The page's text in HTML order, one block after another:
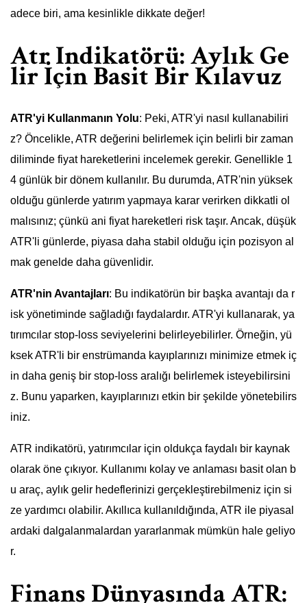
adece biri, ama kesinlikle dikkate değer!
Atr Indikatörü: Aylık Ge
lir İçin Basit Bir Kılavuz
ATR'yi Kullanmanın Yolu: Peki, ATR'yi nasıl kullanabiliri
z? Öncelikle, ATR değerini belirlemek için belirli bir zaman
diliminde fiyat hareketlerini incelemek gerekir. Genellikle 1
4 günlük bir dönem kullanılır. Bu durumda, ATR'nin yüksek
olduğu günlerde yatırım yapmaya karar verirken dikkatli ol
malısınız; çünkü ani fiyat hareketleri risk taşır. Ancak, düşük
ATR'li günlerde, piyasa daha stabil olduğu için pozisyon al
mak genelde daha güvenlidir.
ATR'nin Avantajları: Bu indikatörün bir başka avantajı da r
isk yönetiminde sağladığı faydalardır. ATR'yi kullanarak, ya
tırımcılar stop-loss seviyelerini belirleyebilirler. Örneğin, yü
ksek ATR'li bir enstrümanda kayıplarınızı minimize etmek iç
in daha geniş bir stop-loss aralığı belirlemek isteyebilirsini
z. Bunu yaparken, kayıplarınızı etkin bir şekilde yönetebilirs
iniz.
ATR indikatörü, yatırımcılar için oldukça faydalı bir kaynak
olarak öne çıkıyor. Kullanımı kolay ve anlaması basit olan b
u araç, aylık gelir hedeflerinizi gerçekleştirebilmeniz için si
ze yardımcı olabilir. Akıllıca kullanıldığında, ATR ile piyasal
ardaki dalgalanmalardan yararlanmak mümkün hale geliyo
r.
Finans Dünyasında ATR: